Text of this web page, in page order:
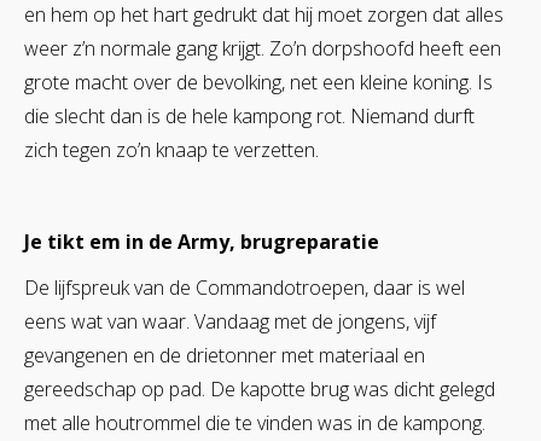
en hem op het hart gedrukt dat hij moet zorgen dat alles
weer z’n normale gang krijgt. Zo’n dorpshoofd heeft een
grote macht over de bevolking, net een kleine koning. Is
die slecht dan is de hele kampong rot. Niemand durft
zich tegen zo’n knaap te verzetten.
Je tikt em in de Army, brugreparatie
De lijfspreuk van de Commandotroepen, daar is wel
eens wat van waar. Vandaag met de jongens, vijf
gevangenen en de drietonner met materiaal en
gereedschap op pad. De kapotte brug was dicht gelegd
met alle houtrommel die te vinden was in de kampong.